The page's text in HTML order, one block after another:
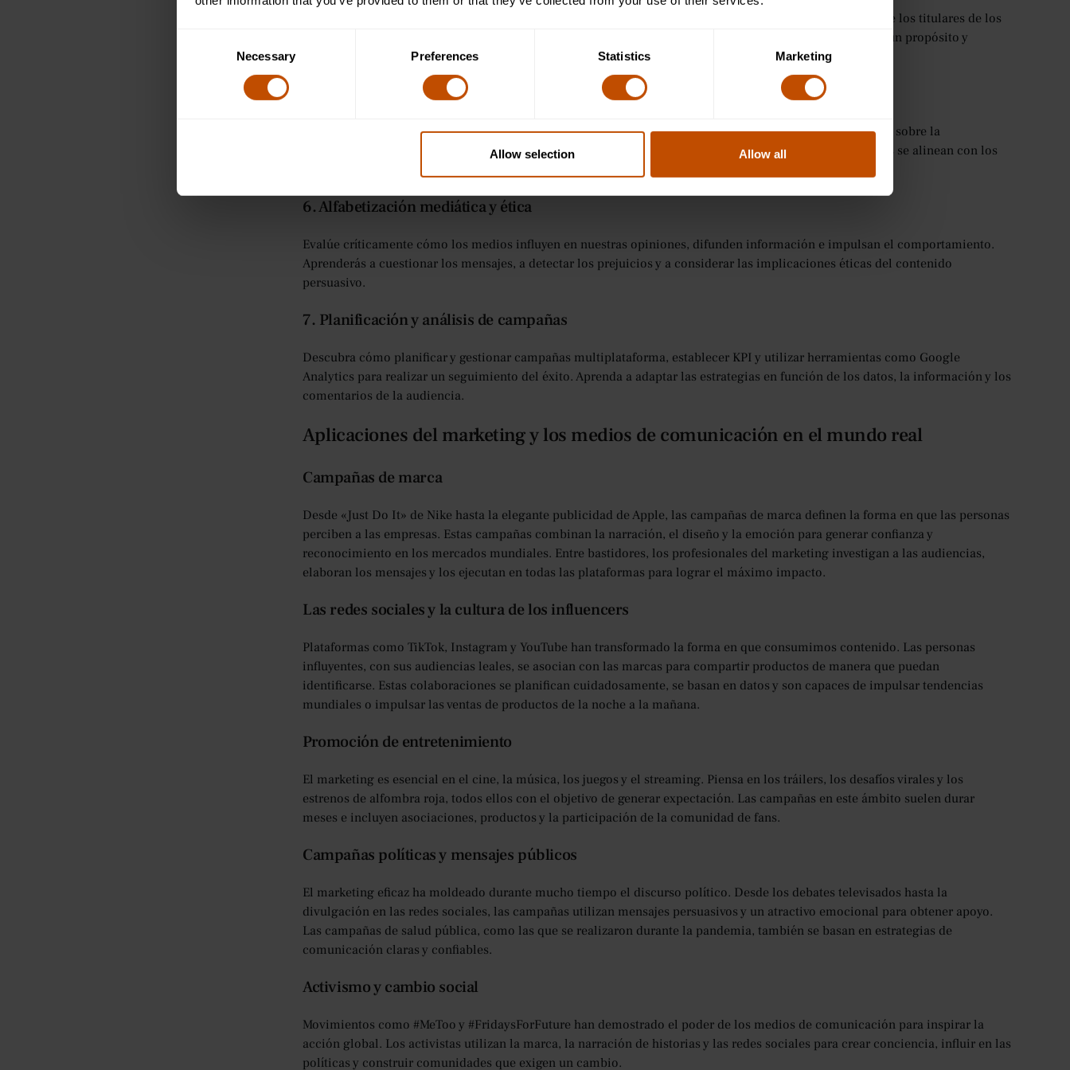
Necessary Preferences Statistics Marketing
Allow selection Allow all
Domina el arte de escribir y diseñar mensajes que vendan, informen o entretengan. Explorarás todo, desde los titulares de los
anuncios y las publicaciones de blog hasta los vídeos y los subtítulos de las redes sociales, todo ello con un propósito y
5. Estrategia publicitaria
Comprenda cómo se crean las campañas creativas desde el concepto hasta la entrega. Obtén información sobre la
planificación de los medios, la asignación del presupuesto, las pruebas A/B y cómo las campañas exitosas se alinean con los
6. Alfabetización mediática y ética
Evalúe críticamente cómo los medios influyen en nuestras opiniones, difunden información e impulsan el comportamiento.
Aprenderás a cuestionar los mensajes, a detectar los prejuicios y a considerar las implicaciones éticas del contenido
persuasivo.
7. Planificación y análisis de campañas
Descubra cómo planificar y gestionar campañas multiplataforma, establecer KPI y utilizar herramientas como Google
Analytics para realizar un seguimiento del éxito. Aprenda a adaptar las estrategias en función de los datos, la información y los
comentarios de la audiencia.
Aplicaciones del marketing y los medios de comunicación en el mundo real
Campañas de marca
Desde «Just Do It» de Nike hasta la elegante publicidad de Apple, las campañas de marca definen la forma en que las personas
perciben a las empresas. Estas campañas combinan la narración, el diseño y la emoción para generar confianza y
reconocimiento en los mercados mundiales. Entre bastidores, los profesionales del marketing investigan a las audiencias,
elaboran los mensajes y los ejecutan en todas las plataformas para lograr el máximo impacto.
Las redes sociales y la cultura de los influencers
Plataformas como TikTok, Instagram y YouTube han transformado la forma en que consumimos contenido. Las personas
influyentes, con sus audiencias leales, se asocian con las marcas para compartir productos de manera que puedan
identificarse. Estas colaboraciones se planifican cuidadosamente, se basan en datos y son capaces de impulsar tendencias
mundiales o impulsar las ventas de productos de la noche a la mañana.
Promoción de entretenimiento
El marketing es esencial en el cine, la música, los juegos y el streaming. Piensa en los tráilers, los desafíos virales y los
estrenos de alfombra roja, todos ellos con el objetivo de generar expectación. Las campañas en este ámbito suelen durar
meses e incluyen asociaciones, productos y la participación de la comunidad de fans.
Campañas políticas y mensajes públicos
El marketing eficaz ha moldeado durante mucho tiempo el discurso político. Desde los debates televisados hasta la
divulgación en las redes sociales, las campañas utilizan mensajes persuasivos y un atractivo emocional para obtener apoyo.
Las campañas de salud pública, como las que se realizaron durante la pandemia, también se basan en estrategias de
comunicación claras y confiables.
Activismo y cambio social
Movimientos como #MeToo y #FridaysForFuture han demostrado el poder de los medios de comunicación para inspirar la
acción global. Los activistas utilizan la marca, la narración de historias y las redes sociales para crear conciencia, influir en las
políticas y construir comunidades que exigen un cambio.